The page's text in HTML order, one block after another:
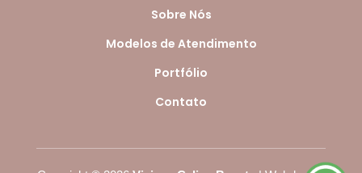
Sobre Nós
Modelos de Atendimento
Portfólio
Contato